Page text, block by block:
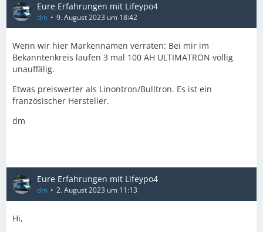
Eure Erfahrungen mit Lifeypo4
dm 9. August 2023 um 18:42
Wenn wir hier Markennamen verraten: Bei mir im
Bekanntenkreis laufen 3 mal 100 AH ULTIMATRON völlig
unauffälig.
Etwas preiswerter als Linontron/Bulltron. Es ist ein
französischer Hersteller.
dm
Eure Erfahrungen mit Lifeypo4
dm 2. August 2023 um 11:13
Hi,